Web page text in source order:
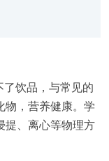
饮品，与常见的
物，营养健康。学
提、离心等物理方